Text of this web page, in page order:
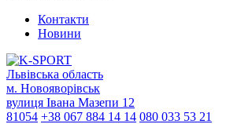
Контакти
Новини
Львівська область
м. Новояворівськ
вулиця Івана Мазепи 12
81054 +38 067 884 14 14 080 033 53 21